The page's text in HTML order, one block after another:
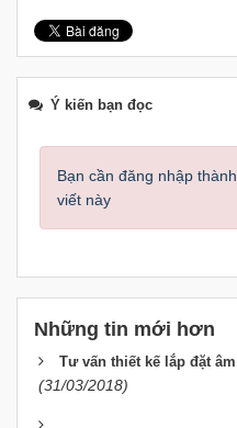
Ý kiến bạn đọc
Bạn cần đăng nhập
viết này
Những tin mới hơn
Tư vấn thiết kế lắp đặt
(31/03/2018)